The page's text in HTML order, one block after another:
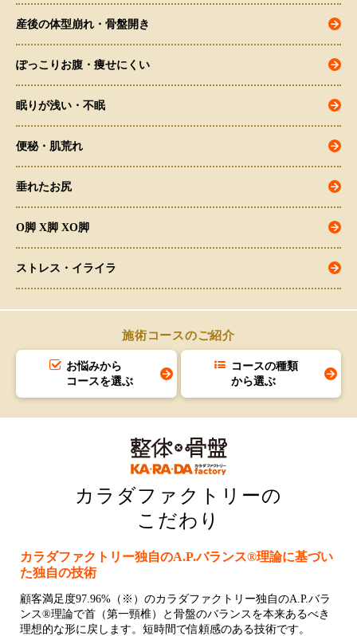
産後の体型崩れ・骨盤開き
ぽっこりお腹・痩せにくい
眠りが浅い・不眠
便秘・肌荒れ
垂れたお尻
O脚 X脚 XO脚
ストレス・イライラ
施術コースのご紹介
お悩みから
コースを選ぶ
コースの種類
から選ぶ
カラダファクトリーの
こだわり
カラダファクトリー独自のA.P.バランス®理論に基づい
た独自の技術
顧客満足度97.96%（※）のカラダファクトリー独自のA.P.バラ
ンス®理論で首（第一頸椎）と骨盤のバランスを本来あるべき
理想的な形に戻します。短時間で信頼感のある技術です。